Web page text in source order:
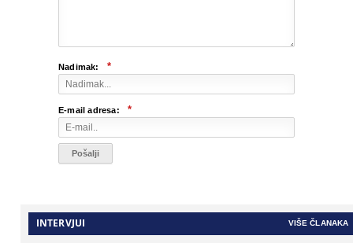
Nadimak: *
E-mail adresa: *
INTERVJUI VIŠE ČLANAKA